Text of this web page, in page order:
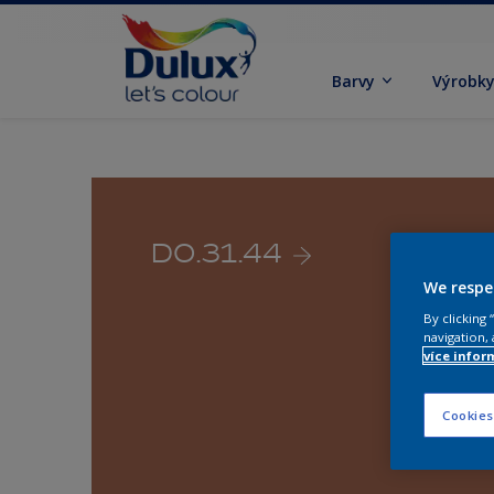
Barvy
D0.31.44
We
By clicking
navigation,
více